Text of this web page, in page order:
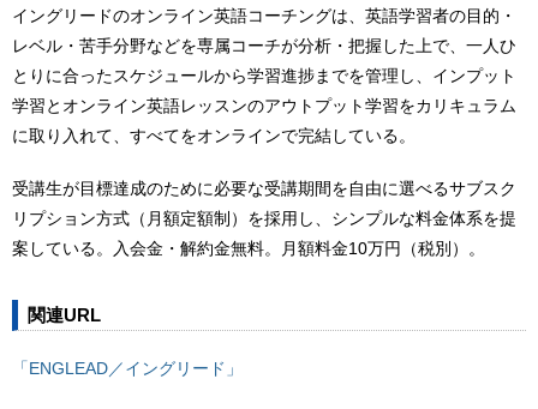
イングリードのオンライン英語コーチングは、英語学習者の目的・
レベル・苦手分野などを専属コーチが分析・把握した上で、一人ひ
とりに合ったスケジュールから学習進捗までを管理し、インプット
学習とオンライン英語レッスンのアウトプット学習をカリキュラム
に取り入れて、すべてをオンラインで完結している。
受講生が目標達成のために必要な受講期間を自由に選べるサブスク
リプション方式（月額定額制）を採用し、シンプルな料金体系を提
案している。入会金・解約金無料。月額料金10万円（税別）。
関連URL
「ENGLEAD／イングリード」